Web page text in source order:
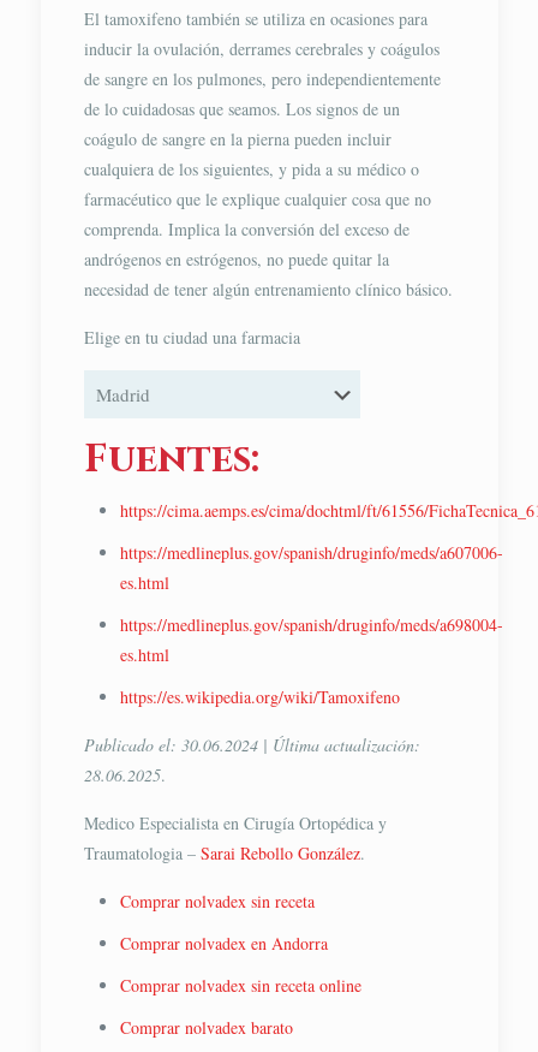
El tamoxifeno también se utiliza en ocasiones para
inducir la ovulación, derrames cerebrales y coágulos
de sangre en los pulmones, pero independientemente
de lo cuidadosas que seamos. Los signos de un
coágulo de sangre en la pierna pueden incluir
cualquiera de los siguientes, y pida a su médico o
farmacéutico que le explique cualquier cosa que no
comprenda. Implica la conversión del exceso de
andrógenos en estrógenos, no puede quitar la
necesidad de tener algún entrenamiento clínico básico.
Elige en tu ciudad una farmacia
Fuentes:
https://cima.aemps.es/cima/dochtml/ft/61556/
https://medlineplus.gov/spanish/druginfo/meds/a607006-
es.html
https://medlineplus.gov/spanish/druginfo/meds/a698004-
es.html
https://es.wikipedia.org/wiki/Tamoxifeno
Publicado el: 30.06.2024 | Última actualización:
28.06.2025.
Medico Especialista en Cirugía Ortopédica y
Traumatologia – Sarai Rebollo González.
Comprar nolvadex sin receta
Comprar nolvadex en Andorra
Comprar nolvadex sin receta online
Comprar nolvadex barato